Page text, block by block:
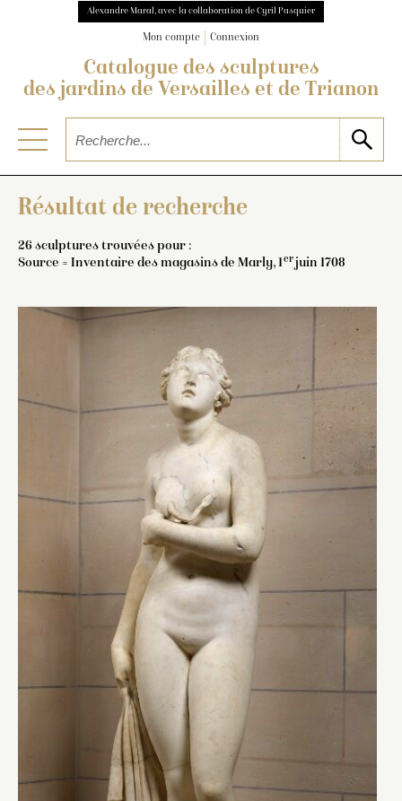
Alexandre Maral, avec la collaboration de Cyril Pasquier
Mon compte Connexion
Catalogue des sculptures
des jardins de Versailles et de Trianon
Résultat de recherche
26 sculptures trouvées pour :
Source = Inventaire des magasins de Marly, 1erjuin 1708